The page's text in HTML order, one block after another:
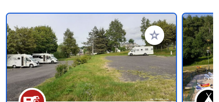
Ajouter à vos